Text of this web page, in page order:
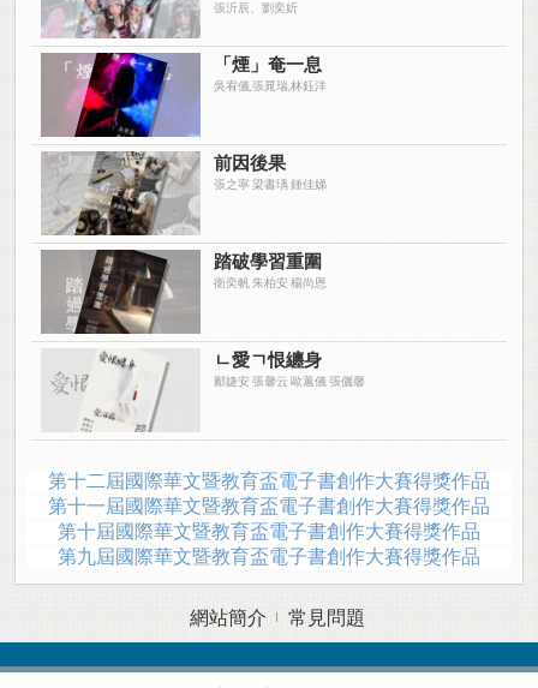
張沂辰、劉奕妡
「煙」奄一息
吳宥儀,張晁瑞,林鈺洋
前因後果
張之寧 梁書瑀 鍾佳娣
踏破學習重圍
衛奕帆 朱柏安 楊尚恩
ㄴ愛ㄱ恨纏身
鄺婕安 張馨云 歐蕙儀 張儷馨
第十二屆國際華文暨教育盃電子書創作大賽得獎作品
第十一屆國際華文暨教育盃電子書創作大賽得獎作品
第十屆國際華文暨教育盃電子書創作大賽得獎作品
第九屆國際華文暨教育盃電子書創作大賽得獎作品
網站簡介 常見問題